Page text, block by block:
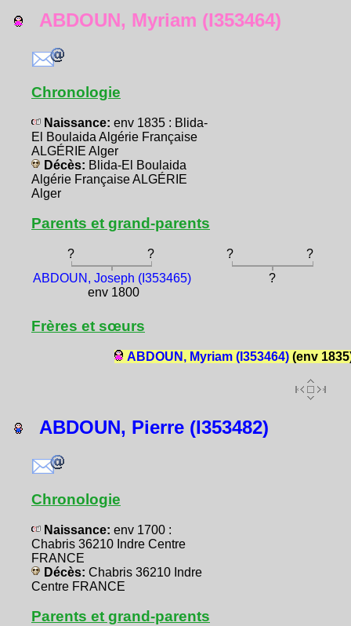
ABDOUN, Myriam (I353464)
Chronologie
Naissance: env 1835 : Blida-
El Boulaida Algérie Française
ALGÉRIE Alger
Décès: Blida-El Boulaida
Algérie Française ALGÉRIE
Alger
Parents et grand-parents
? ? ?
?
ABDOUN, Joseph (I353465)
env 1800
?
Frères et sœurs
ABDOUN, Myriam (I353464)(env
ABDOUN, Pierre (I353482)
Chronologie
Naissance: env 1700 :
Chabris 36210 Indre Centre
FRANCE
Décès: Chabris 36210 Indre
Centre FRANCE
Parents et grand-parents